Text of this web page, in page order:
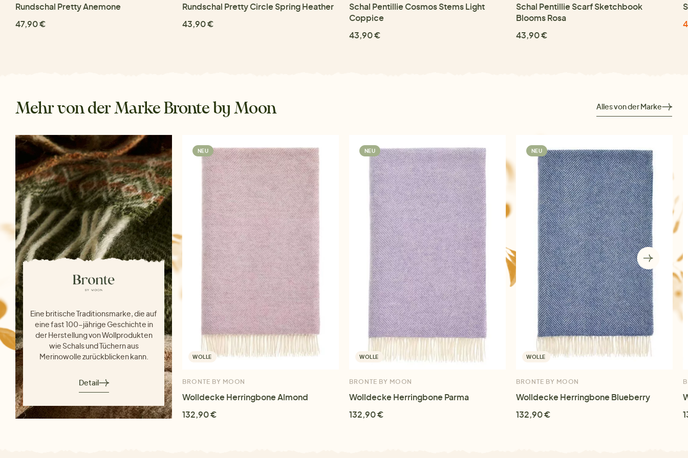
Rundschal Pretty Anemone
47,90 €
Rundschal Pretty Circle Spring Heather
43,90 €
Schal Pentillie Cosmos Stems Light
Coppice
43,90 €
Schal Pentillie Scarf Sketchbook
Blooms Rosa
43,90 €
Mehr von der Marke Bronte by Moon Alles von der Marke
Eine britische Traditionsmarke, die auf
eine fast 100-jährige Geschichte in
der Herstellung von Wollprodukten
wie Schals und Tüchern aus
Merinowolle zurückblicken kann.
Detail
NEU
WOLLE
BRONTE BY MOON
Wolldecke Herringbone Almond
132,90 €
NEU
WOLLE
BRONTE BY MOON
Wolldecke Herringbone Parma
132,90 €
NEU
WOLLE
BRONTE BY MOON
Wolldecke Herringbone Blueberry
132,90 €